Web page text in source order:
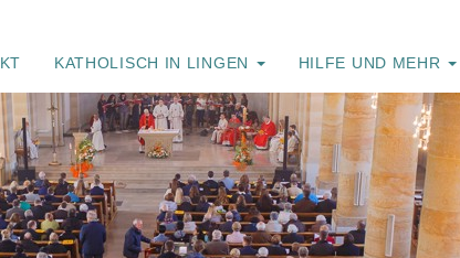
KATHOLISCH IN LINGEN HILFE UND MEHR